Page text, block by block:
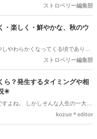
チはもちろん、チュールやフレーム
ます♪ 挙式会場や高砂、ウエルカ
まざまな場所で取り入れられるの
ーアーチの魅力や、おしゃれなアレ
ストロベリー編集部
楽しく・鮮やかな、秋のウ
やわらかくなってくる頃であり、
てくる季節。同時に、おいしいもの
ストロベリー編集部
ら？発生するタイミングや相
✳︎
よね。 しかしそんな人生の一大イ
延期や中止、キャンセルを検討しな
kozue＊editor